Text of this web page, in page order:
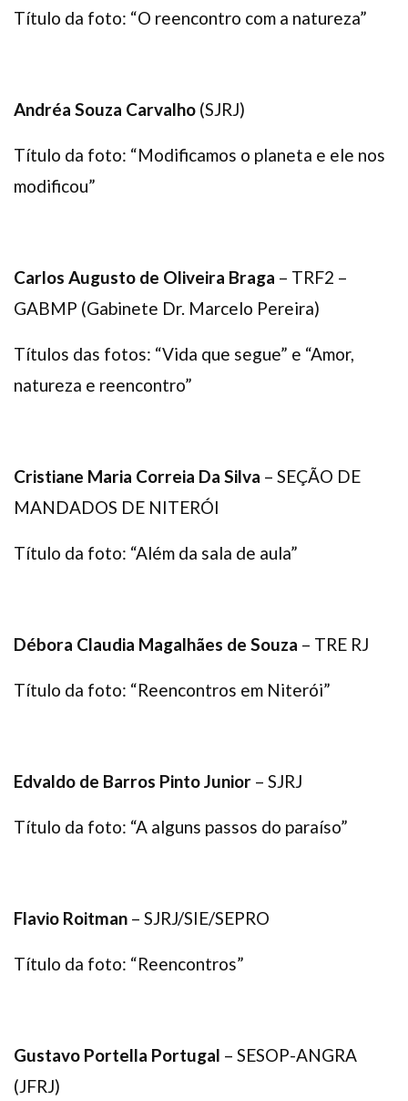
Título da foto: “O reencontro com a natureza”
Andréa Souza Carvalho (SJRJ)
Título da foto: “Modificamos o planeta e ele nos
modificou”
Carlos Augusto de Oliveira Braga – TRF2 –
GABMP (Gabinete Dr. Marcelo Pereira)
Títulos das fotos: “Vida que segue” e “Amor,
natureza e reencontro”
Cristiane Maria Correia Da Silva – SEÇÃO DE
MANDADOS DE NITERÓI
Título da foto: “Além da sala de aula”
Débora Claudia Magalhães de Souza – TRE RJ
Título da foto: “Reencontros em Niterói”
Edvaldo de Barros Pinto Junior – SJRJ
Título da foto: “A alguns passos do paraíso”
Flavio Roitman – SJRJ/SIE/SEPRO
Título da foto: “Reencontros”
Gustavo Portella Portugal – SESOP-ANGRA
(JFRJ)